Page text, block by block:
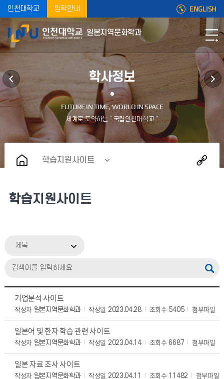
인천대학교 입학안내 ENGLISH
일본지역문화학과
학사정보
학습지원사이트
학습지원사이트
제목
기업분석 사이트
작성자 일본지역문화학과 작성일 2023.04.28 조회수 5405 첨부파일
일본어 및 한자 학습 관련 사이트
작성자 일본지역문화학과 작성일 2023.04.14 조회수 6687 첨부파일
일본 자료 조사 사이트
작성자 일본지역문화학과 작성일 2023.04.11 조회수 11482 첨부파일